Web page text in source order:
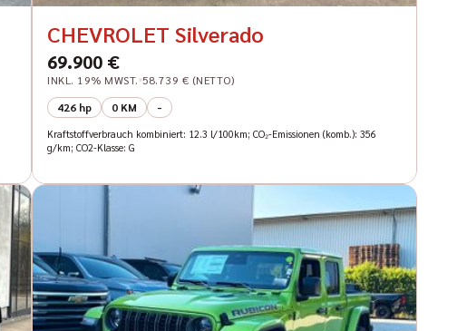
CHEVROLET Silverado
69.900 €
INKL. 19% MWST. 58.739 € (NETTO)
426 hp
0 KM -
Kraftstoffverbrauch kombiniert: 12.3 l/100km; CO₂-Emissionen (komb.): 356
g/km; CO2-Klasse: G